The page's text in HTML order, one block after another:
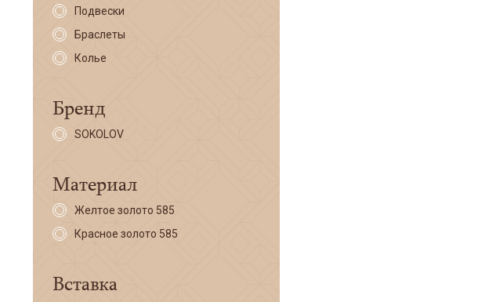
Подвески
Браслеты
Колье
Бренд
SOKOLOV
Материал
Желтое золото 585
Красное золото 585
Вставка